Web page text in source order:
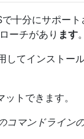
十分にサポート
ーチがあり ます。
してインストー
トできます。
マンドライン